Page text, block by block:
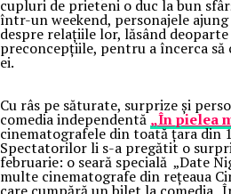
cupluri de prieteni o duc la bun
într-un weekend, personajele
despre relațiile lor, lăsând
preconcepțiile, pentru a încerca
ei.
Cu râs pe săturate, surprize și
comedia independentă„În pielea
cinematografele din toată țara din
Spectatorilor li s-a pregătit o
februarie: o seară specială „Date
multe cinematografe din rețeaua